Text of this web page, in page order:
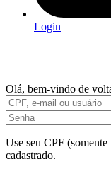
Login
Olá, bem-vindo de
Use seu CPF
cadastrado.